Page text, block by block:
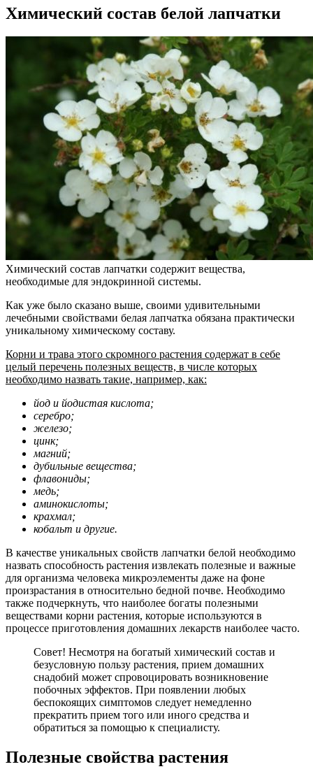
Химический состав белой лапчатки
Химический состав лапчатки содержит вещества,
необходимые для эндокринной системы.
Как уже было сказано выше, своими удивительными
лечебными свойствами белая лапчатка обязана практически
уникальному химическому составу.
Корни и трава этого скромного растения содержат в себе
целый перечень полезных веществ, в числе которых
необходимо назвать такие, например, как:
йод и йодистая кислота;
серебро;
железо;
цинк;
магний;
дубильные вещества;
флавониды;
медь;
аминокислоты;
крахмал;
кобальт и другие.
В качестве уникальных свойств лапчатки белой необходимо
назвать способность растения извлекать полезные и важные
для организма человека микроэлементы даже на фоне
произрастания в относительно бедной почве. Необходимо
также подчеркнуть, что наиболее богаты полезными
веществами корни растения, которые используются в
процессе приготовления домашних лекарств наиболее часто.
Совет! Несмотря на богатый химический состав и
безусловную пользу растения, прием домашних
снадобий может спровоцировать возникновение
побочных эффектов. При появлении любых
беспокоящих симптомов следует немедленно
прекратить прием того или иного средства и
обратиться за помощью к специалисту.
Полезные свойства растения